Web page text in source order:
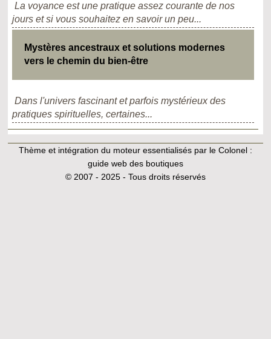
La voyance est une pratique assez courante de nos
jours et si vous souhaitez en savoir un peu...
Mystères ancestraux et solutions modernes
vers le chemin du bien-être
Dans l'univers fascinant et parfois mystérieux des
pratiques spirituelles, certaines...
Thème et intégration du moteur essentialisés par le Colonel :
guide web des boutiques
© 2007 - 2025 - Tous droits réservés